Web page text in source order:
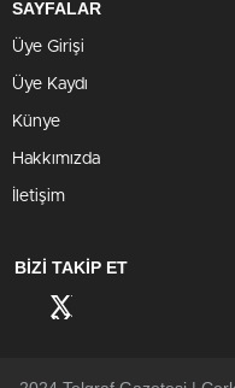
SAYFALAR
Üye Girişi
Üye Kaydı
Künye
Hakkımızda
İletişim
BİZİ TAKİP ET